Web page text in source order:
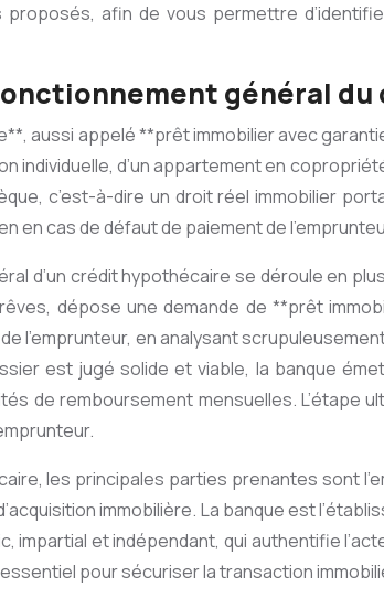
afin de vous permettre
général
aussi appelé **prêt immobilier avec
individuelle, d’un appartement en
c’est-à-dire un droit réel immobilier
en cas de défaut de paiement de
d’un crédit hypothécaire se déroule en
dépose une demande de **prêt
l’emprunteur, en analysant
est jugé solide et viable, la banque
de remboursement mensuelles. L’étape
les principales parties prenantes sont
immobilière. La banque est
impartial et indépendant, qui authentifie
pour sécuriser la transaction